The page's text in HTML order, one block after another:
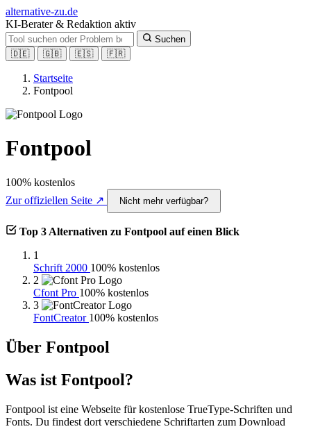
alternative-zu.de
KI-Berater & Redaktion aktiv
Suchen
🇩🇪
🇬🇧 🇪🇸 🇫🇷
Startseite
Fontpool
Fontpool
100% kostenlos
Zur offiziellen Seite ↗
Nicht mehr verfügbar?
Top 3 Alternativen zu Fontpool auf einen Blick
1
Schrift 2000 100% kostenlos
2
Cfont Pro 100% kostenlos
3
FontCreator 100% kostenlos
Über Fontpool
Was ist Fontpool?
Fontpool ist eine Webseite für kostenlose TrueType-Schriften und
Fonts. Du findest dort verschiedene Schriftarten zum Download